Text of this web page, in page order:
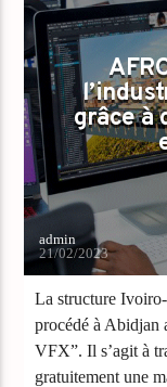
NEWS VIDEO
grâce à
admin
21/02/2023
La structure
procédé à Abidjan
VFX”. Il s’agit à
gratuitement une